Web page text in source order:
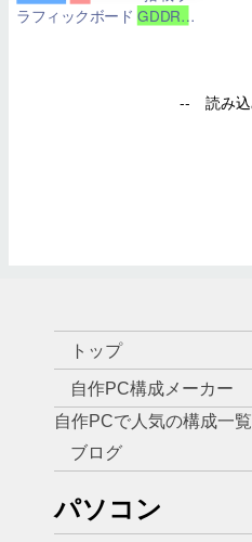
トップ
自作PC構成メーカー
自作PCで人気の構成一覧
ブログ
パソコン